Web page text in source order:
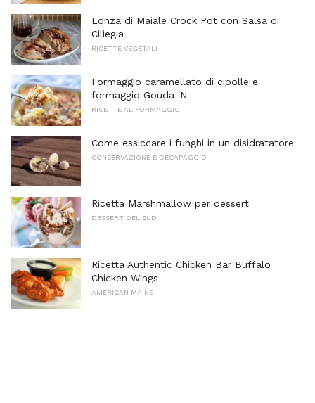
Lonza di Maiale Crock Pot con Salsa di
Ciliegia
RICETTE VEGETALI
Formaggio caramellato di cipolle e
formaggio Gouda 'N'
RICETTE AL FORMAGGIO
Come essiccare i funghi in un disidratatore
CONSERVAZIONE E DECAPAGGIO
Ricetta Marshmallow per dessert
DESSERT DEL SUD
Ricetta Authentic Chicken Bar Buffalo
Chicken Wings
AMERICAN MAINS